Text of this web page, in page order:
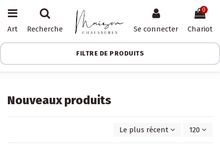
Art Recherche Se connecter
0
Chariot
FILTRE DE PRODUITS
Nouveaux produits
Le plus récent d'abord
120